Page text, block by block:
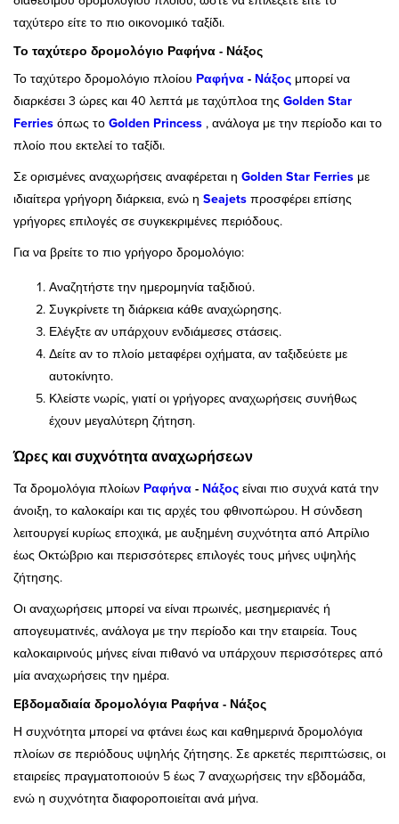
ταχύτερο είτε το πιο οικονομικό ταξίδι.
Το ταχύτερο δρομολόγιο Ραφήνα - Νάξος
Το ταχύτερο δρομολόγιο πλοίου Ραφήνα - Νάξος μπορεί να
διαρκέσει 3 ώρες και 40 λεπτά με ταχύπλοα της Golden Star
Ferries όπως το Golden Princess , ανάλογα με την περίοδο και το
πλοίο που εκτελεί το ταξίδι.
Σε ορισμένες αναχωρήσεις αναφέρεται η Golden Star Ferries με
ιδιαίτερα γρήγορη διάρκεια, ενώ η Seajets προσφέρει επίσης
γρήγορες επιλογές σε συγκεκριμένες περιόδους.
Για να βρείτε το πιο γρήγορο δρομολόγιο:
Αναζητήστε την ημερομηνία ταξιδιού.
Συγκρίνετε τη διάρκεια κάθε αναχώρησης.
Ελέγξτε αν υπάρχουν ενδιάμεσες στάσεις.
Δείτε αν το πλοίο μεταφέρει οχήματα, αν ταξιδεύετε με
αυτοκίνητο.
Κλείστε νωρίς, γιατί οι γρήγορες αναχωρήσεις συνήθως
έχουν μεγαλύτερη ζήτηση.
Ώρες και συχνότητα αναχωρήσεων
Τα δρομολόγια πλοίων Ραφήνα - Νάξος είναι πιο συχνά κατά την
άνοιξη, το καλοκαίρι και τις αρχές του φθινοπώρου. Η σύνδεση
λειτουργεί κυρίως εποχικά, με αυξημένη συχνότητα από Απρίλιο
έως Οκτώβριο και περισσότερες επιλογές τους μήνες υψηλής
ζήτησης.
Οι αναχωρήσεις μπορεί να είναι πρωινές, μεσημεριανές ή
απογευματινές, ανάλογα με την περίοδο και την εταιρεία. Τους
καλοκαιρινούς μήνες είναι πιθανό να υπάρχουν περισσότερες από
μία αναχωρήσεις την ημέρα.
Εβδομαδιαία δρομολόγια Ραφήνα - Νάξος
Η συχνότητα μπορεί να φτάνει έως και καθημερινά δρομολόγια
πλοίων σε περιόδους υψηλής ζήτησης. Σε αρκετές περιπτώσεις, οι
εταιρείες πραγματοποιούν 5 έως 7 αναχωρήσεις την εβδομάδα,
ενώ η συχνότητα διαφοροποιείται ανά μήνα.